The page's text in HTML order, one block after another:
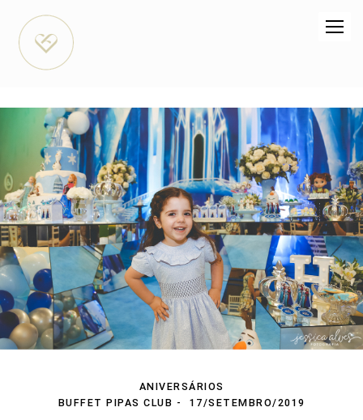
ANIVERSÁRIOS
BUFFET PIPAS CLUB
17/SETEMBRO/2019